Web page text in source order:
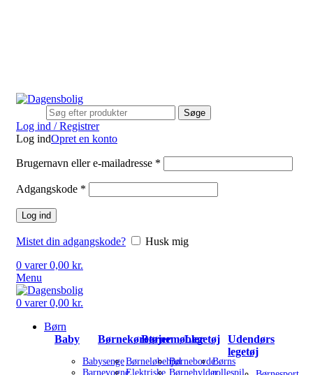
Søge
Log ind / Registrer
Log indOpret en konto
Brugernavn eller e-mailadresse *
Adgangskode *
Log ind
Mistet din adgangskode?
Husk mig
0 varer 0,00 kr.
Menu
0 varer 0,00 kr.
Børn
Baby
Babysenge
Barnevogne
Børnekøretøjer
Børneløbehjul
Elektriske
Børnemøbler
Børneborde
Børnehylder
Legetøj
Børns
rollespil
Udendørs
legetøj